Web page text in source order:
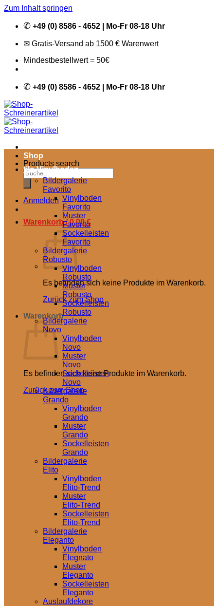
Zum Inhalt springen
✆ +49 (0) 8586 - 4652 | Mo-Fr 08-18 Uhr
✉ Gratis-Versand ab 1500 € Warenwert
Mindestbestellwert = 50€
✆ +49 (0) 8586 - 4652 | Mo-Fr 08-18 Uhr
Products search
Anmelden
Warenkorb /0,00€
Es befinden sich keine Produkte im Warenkorb.
Zurück zum Shop
Warenkorb
Es befinden sich keine Produkte im Warenkorb.
Zurück zum Shop
Shop
tilo Vinylboden
Bildergalerie
Favorito
Vinylboden
Favorito
Muster
Favorito
Sockelleisten
Favorito
Bildergalerie
Robusto
Vinylboden
Robusto
Muster
Robusto
Sockelleisten
Robusto
Bildergalerie
Novo
Vinylboden
Novo
Muster
Novo
Sockelleisten
Novo
Bildergalerie
Grando
Vinylboden
Grando
Muster
Grando
Sockelleisten
Grando
Bildergalerie
Elito
Vinylboden
Elito-Trend
Muster
Elito-Trend
Sockelleisten
Elito-Trend
Bildergalerie
Eleganto
Vinylboden
Elegnato
Muster
Eleganto
Sockelleisten
Eleganto
Auslaufdekore